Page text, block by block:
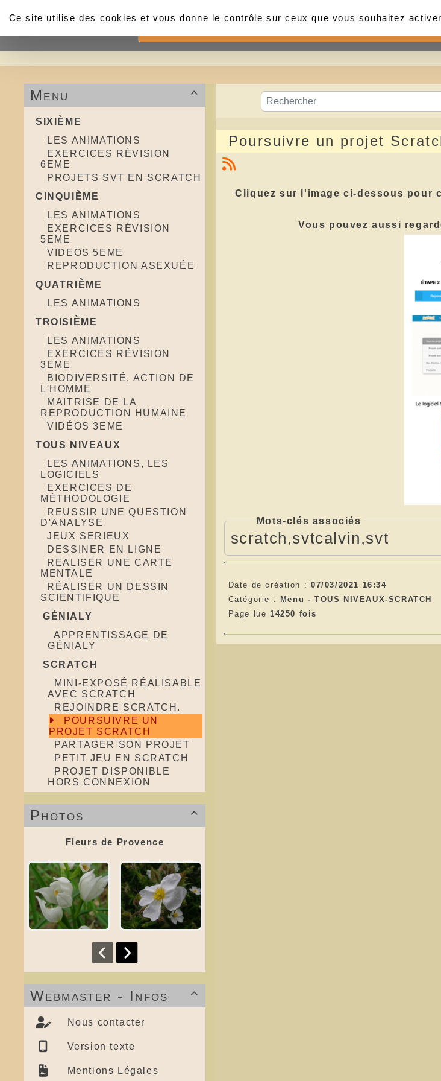
Accueil Contact Liens

Menu
SIXIÈME
LES ANIMATIONS
EXERCICES RÉVISION
6EME
PROJETS SVT EN SCRATCH
CINQUIÈME
LES ANIMATIONS
EXERCICES RÉVISION
5EME
VIDEOS 5EME
REPRODUCTION ASEXUÉE
QUATRIÈME
LES ANIMATIONS
TROISIÈME
LES ANIMATIONS
EXERCICES RÉVISION
3EME
BIODIVERSITÉ, ACTION DE
L'HOMME
MAITRISE DE LA
REPRODUCTION HUMAINE
VIDÉOS 3EME
TOUS NIVEAUX
LES ANIMATIONS, LES
LOGICIELS
EXERCICES DE
MÉTHODOLOGIE
REUSSIR UNE QUESTION
D'ANALYSE
JEUX SERIEUX
DESSINER EN LIGNE
REALISER UNE CARTE
MENTALE
RÉALISER UN DESSIN
SCIENTIFIQUE
GÉNIALY
APPRENTISSAGE DE
GÉNIALY
SCRATCH
MINI-EXPOSÉ RÉALISABLE
AVEC SCRATCH
REJOINDRE SCRATCH.
POURSUIVRE UN
PROJET SCRATCH
PARTAGER SON PROJET
PETIT JEU EN SCRATCH
PROJET DISPONIBLE
HORS CONNEXION

Photos
Fleurs de Provence

Webmaster - Infos
Nous contacter
Version texte
Mentions Légales
Poursuivre un projet
Cliquez sur l'image ci-dessous pour
Vous pouvez aussi
Mots-clés associés
scratch,svtcalvin,svt
Date de création : 07/03/2021 16:34
Catégorie :
Menu - TOUS NIVEAUX-SCRATCH
Page lue 14250 fois
Ce site utilise des cookies et vous donne le contrôle sur ceux que vous souhaitez activer